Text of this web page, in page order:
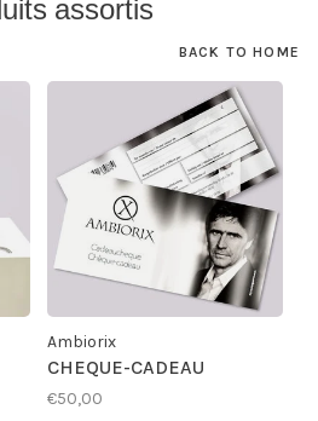
assortis
BACK TO HOME
Ambiorix
CHEQUE-CADEAU
€50,00